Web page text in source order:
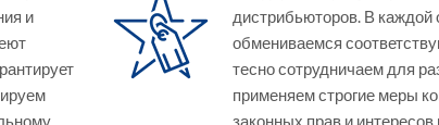
и
дистрибьюторов. В
обмениваемся
тесно сотрудничаем для
применяем строгие меры
законных прав и